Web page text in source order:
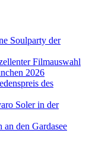
Soulparty der
Filmauswahl
2026
des
Soler in der
den Gardasee